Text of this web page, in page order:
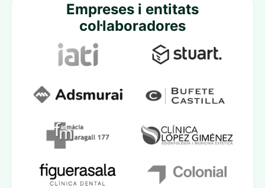
Empreses i entitats
col·laboradores